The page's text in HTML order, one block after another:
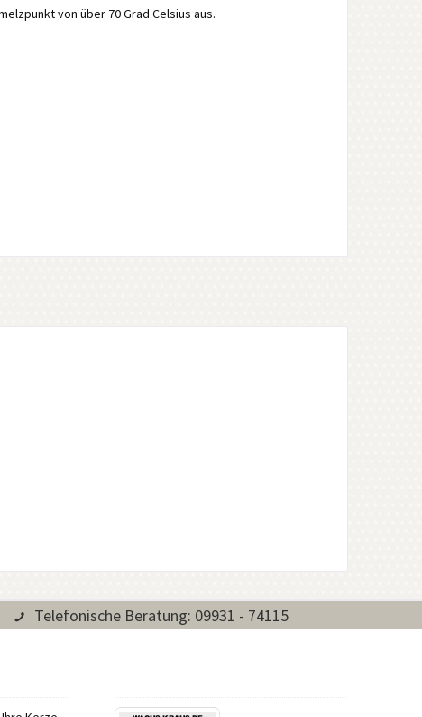
von über 70 Grad Celsius aus.
Telefonische Beratung: 09931 - 74115